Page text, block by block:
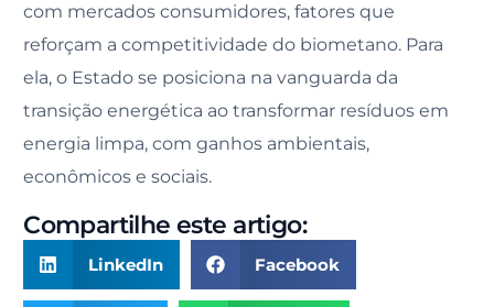
com mercados consumidores, fatores que
reforçam a competitividade do biometano. Para
ela, o Estado se posiciona na vanguarda da
transição energética ao transformar resíduos em
energia limpa, com ganhos ambientais,
econômicos e sociais.
Compartilhe este artigo:
LinkedIn Facebook